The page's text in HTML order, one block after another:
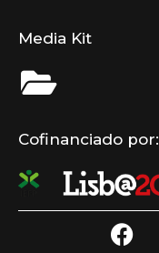
Media Kit
Cofinanciado por:
F
a